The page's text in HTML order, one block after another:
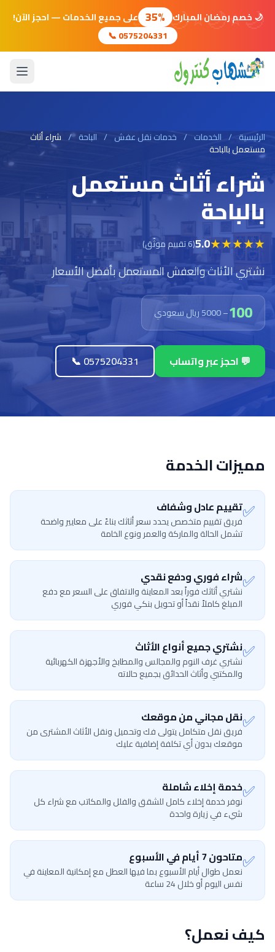
🌙
⭐
🌙
⭐
🌙
⭐
🌙 🌙 خصم رمضان المبارك 35% على جميع الخدمات — احجز الآن!
📞 0575204331
الرئيسية / الخدمات / خدمات نقل عفش / الباحة / شراء أثاث
مستعمل بالباحة
شراء أثاث مستعمل
بالباحة
★
★
★
★
★
5.0(6 تقييم موثّق)
نشتري الأثاث والعفش المستعمل بأفضل الأسعار
100– 5000 ريال سعودي
💬 احجز عبر واتساب 📞 0575204331
مميزات الخدمة
✅تقييم عادل وشفاف
فريق تقييم متخصص يحدد سعر أثاثك بناءً على معايير واضحة
تشمل الحالة والماركة والعمر ونوع الخامة
✅شراء فوري ودفع نقدي
نشتري أثاثك فوراً بعد المعاينة والاتفاق على السعر مع دفع
المبلغ كاملاً نقداً أو تحويل بنكي فوري
✅نشتري جميع أنواع الأثاث
نشتري غرف النوم والمجالس والمطابخ والأجهزة الكهربائية
والمكتبي وأثاث الحدائق بجميع حالاته
✅نقل مجاني من موقعك
فريق نقل متكامل يتولى فك وتحميل ونقل الأثاث المشترى من
موقعك بدون أي تكلفة إضافية عليك
✅خدمة إخلاء شاملة
نوفر خدمة إخلاء كامل للشقق والفلل والمكاتب مع شراء كل
شيء في زيارة واحدة
✅متاحون 7 أيام في الأسبوع
نعمل طوال أيام الأسبوع بما فيها العطل مع إمكانية المعاينة في
نفس اليوم أو خلال 24 ساعة
كيف نعمل؟